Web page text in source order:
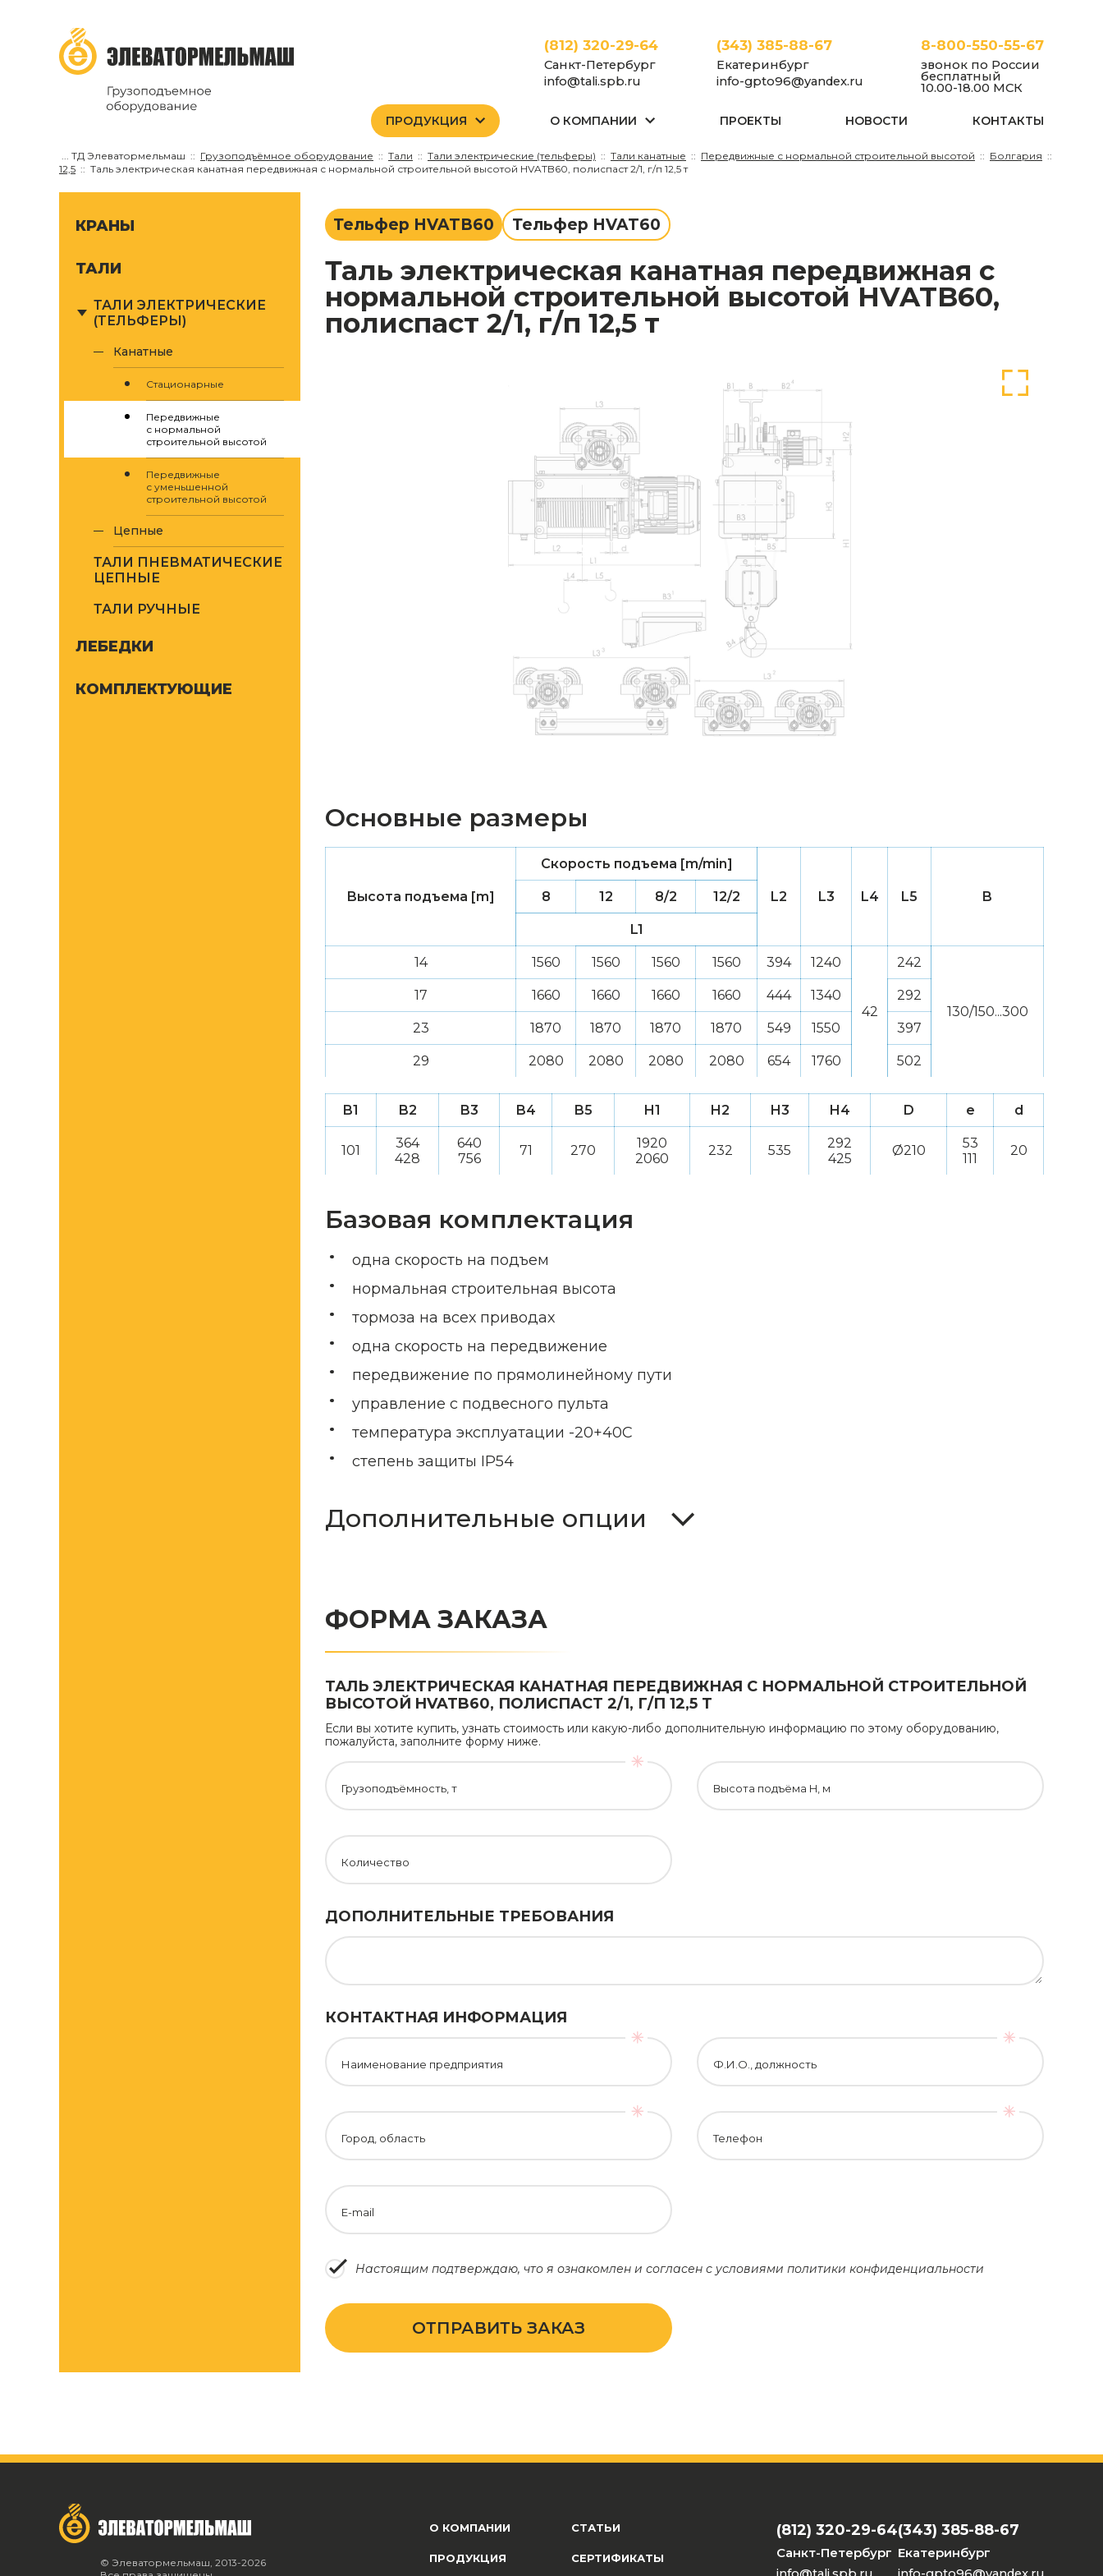
(812) 320-29-64
Санкт-Петербург
info@tali.spb.ru
(343) 385-88-67
Екатеринбург
info-gpto96@yandex.ru
8-800-550-55-67
звонок по России
бесплатный
10.00-18.00 МСК
ПРОДУКЦИЯ О КОМПАНИИ ПРОЕКТЫ НОВОСТИ КОНТАКТЫ
... ТД Элеватормельмаш Грузоподъёмное оборудование Тали Тали электрические (тельферы) Тали канатные Передвижные с нормальной строительной высотой
Болгария
12,5
Таль электрическая канатная передвижная с нормальной строительной высотой HVATB60, полиспаст 2/1, г/п 12,5 т
КРАНЫ
ТАЛИ
ТАЛИ ЭЛЕКТРИЧЕСКИЕ
(ТЕЛЬФЕРЫ)
канатные
Стационарные
Передвижные
с нормальной
строительной высотой
Передвижные
с уменьшенной
строительной высотой
цепные
ТАЛИ ПНЕВМАТИЧЕСКИЕ
ЦЕПНЫЕ
ТАЛИ РУЧНЫЕ
ЛЕБЕДКИ
КОМПЛЕКТУЮЩИЕ
Тельфер HVATB60 Тельфер HVAT60
Таль электрическая канатная передвижная с
нормальной строительной высотой HVATB60,
полиспаст 2/1, г/п 12,5 т
Основные размеры
Высота подъема [m]
Скорость подъема [m/min]
L2 L3 L4 L5 B
8 12 8/2 12/2
L1
14 1560 1560 1560 1560 394 1240
42
242
130/150...300
17 1660 1660 1660 1660 444 1340 292
23 1870 1870 1870 1870 549 1550 397
29 2080 2080 2080 2080 654 1760 502
B1 B2 B3 B4 B5 H1 H2 H3 H4 D e d
101
364
428
640
756
71 270
1920
2060
232 535
292
425
Ø210
53
111
20
Базовая комплектация
одна скорость на подъем
нормальная строительная высота
тормоза на всех приводах
одна скорость на передвижение
передвижение по прямолинейному пути
управление с подвесного пульта
температура эксплуатации -20+40С
степень защиты IP54
Дополнительные опции
ФОРМА ЗАКАЗА
ТАЛЬ ЭЛЕКТРИЧЕСКАЯ КАНАТНАЯ ПЕРЕДВИЖНАЯ С НОРМАЛЬНОЙ СТРОИТЕЛЬНОЙ
ВЫСОТОЙ HVATB60, ПОЛИСПАСТ 2/1, Г/П 12,5 Т
Если вы хотите купить, узнать стоимость или какую-либо дополнительную информацию по этому оборудованию,
пожалуйста, заполните форму ниже.
Грузоподъёмность, т Высота подъёма H, м
Количество
ДОПОЛНИТЕЛЬНЫЕ ТРЕБОВАНИЯ
КОНТАКТНАЯ ИНФОРМАЦИЯ
Наименование предприятия Ф.И.О., должность
Город, область Телефон
E-mail
Настоящим подтверждаю, что я ознакомлен и согласен с условиями политики конфиденциальности
ОТПРАВИТЬ ЗАКАЗ
© Элеватормельмаш, 2013-2026
О КОМПАНИИ
ПРОДУКЦИЯ
СТАТЬИ
СЕРТИФИКАТЫ
(812) 320-29-64
Санкт-Петербург
(343) 385-88-67
Екатеринбург